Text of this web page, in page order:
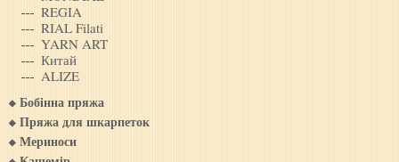
REGIA
RIAL Filati
YARN ART
Китай
ALIZE
Бобінна пряжа
Пряжа для шкарпеток
Мериноси